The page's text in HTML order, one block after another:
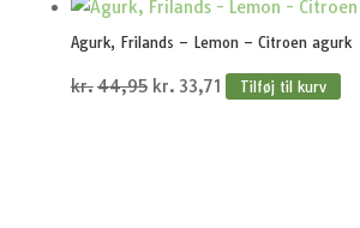
var:
kr.44,95.
er:
kr.33,71.
Agurk, Frilands – Lemon – Citroen agurk
kr.44,95 Den
kr. 33,71DenTilføj til kurv